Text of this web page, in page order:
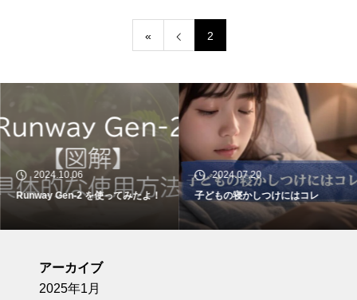
« 2
2024.10.06
Runway Gen-2 を使ってみたよ！
2024.07.20
子どもの寝かしつけにはコレ
アーカイブ
2025年1月